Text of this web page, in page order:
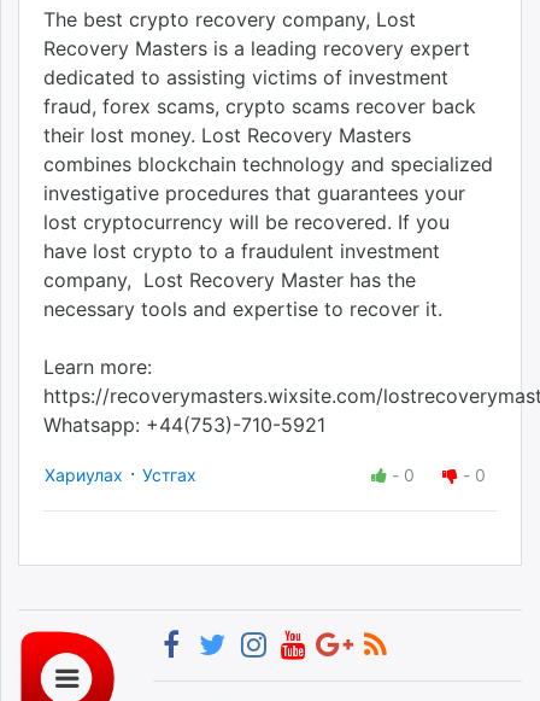
The best crypto recovery company, Lost
Recovery Masters is a leading recovery expert
dedicated to assisting victims of investment
fraud, forex scams, crypto scams recover back
their lost money. Lost Recovery Masters
combines blockchain technology and specialized
investigative procedures that guarantees your
lost cryptocurrency will be recovered. If you
have lost crypto to a fraudulent investment
company, Lost Recovery Master has the
necessary tools and expertise to recover it.
Learn more:
https://recoverymasters.wixsite.com/
Whatsapp: +44(753)-710-5921
Хариулах · Устгах - 0 - 0